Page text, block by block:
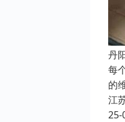
丹
每
的
江
25-